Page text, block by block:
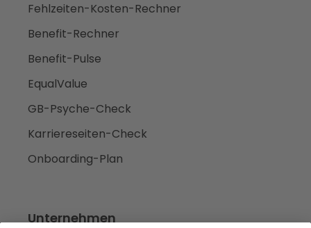
Fehlzeiten-Kosten-Rechner
Benefit-Rechner
Benefit-Pulse
EqualValue
GB-Psyche-Check
Karriereseiten-Check
Onboarding-Plan
Unternehmen